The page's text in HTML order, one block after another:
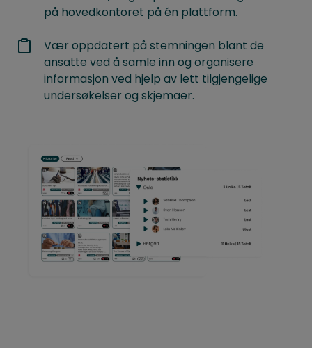
på hovedkontoret på én plattform.
Vær oppdatert på stemningen blant de
ansatte ved å samle inn og organisere
informasjon ved hjelp av lett tilgjengelige
undersøkelser og skjemaer.